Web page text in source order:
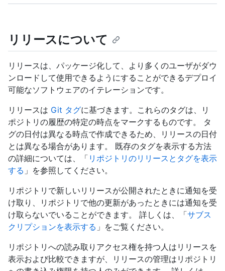
リリースについて
リリースは、パッケージ化して、より多くのユーザがダウ
ンロードして使用できるようにすることができるデプロイ
可能なソフトウェアのイテレーションです。
リリースは Git タグに基づきます。これらのタグは、リ
ポジトリの履歴の特定の時点をマークするものです。 タ
グの日付は異なる時点で作成できるため、リリースの日付
とは異なる場合があります。 既存のタグを表示する方法
の詳細については、「 リポジトリのリリースとタグを表示
する 」を参照してください。
リポジトリで新しいリリースが公開されたときに通知を受
け取り、リポジトリで他の更新があったときには通知を受
け取らないでいることができます。 詳しくは、「サブス
クリプションを表示する 」をご覧ください。
リポジトリへの読み取りアクセス権を持つ人はリリースを
表示および比較できますが、リリースの管理はリポジトリ